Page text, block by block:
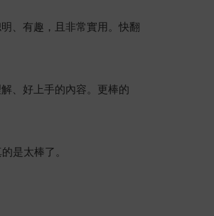
、有趣，且非常實用。快翻
、好上手的內容。更棒的
是太棒了。